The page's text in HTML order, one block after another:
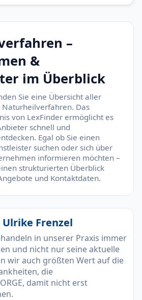
–
&
im Überblick
Sie eine Übersicht aller
Das
von LexFinder ermöglicht es
schnell und
Egal ob Sie einen
suchen oder sich über
informieren möchten –
strukturierten Überblick
und Kontaktdaten.
Frenzel
in unserer Praxis immer
und nicht nur seine aktuelle
wir auch größten Wert auf die
die
damit nicht erst